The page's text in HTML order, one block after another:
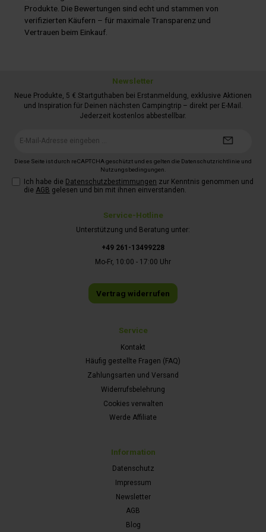
Produkte. Die Bewertungen sind echt und stammen von
verifizierten Käufern – für maximale Transparenz und
Vertrauen beim Einkauf.
Service-Hotline
Unterstützung und Beratung unter:
+49 261-13499228
Mo-Fr, 10:00 - 17:00 Uhr
Vertrag widerrufen
Service
Kontakt
Häufig gestellte Fragen (FAQ)
Zahlungsarten und Versand
Widerrufsbelehrung
Cookies verwalten
Werde Affiliate
Information
Datenschutz
Impressum
Newsletter
AGB
Blog
Newsletter
Neue Produkte, 5 € Startguthaben bei Erstanmeldung, exklusive Aktionen
und Inspiration für Deinen nächsten Campingtrip – direkt per E-Mail.
Jederzeit kostenlos abbestellbar.
Diese Seite ist durch reCAPTCHA geschützt und es gelten die Datenschutzrichtlinie und
Nutzungsbedingungen
Ich habe die Datenschutzbestimmungen zur Kenntnis genommen und
die AGB gelesen und bin mit ihnen einverstanden.